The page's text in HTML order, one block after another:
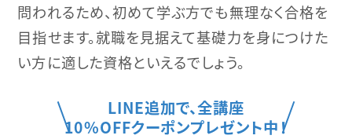
問われるため、初めて学ぶ方でも無理なく合格を
目指せます。就職を見据えて基礎力を身につけた
い方に適した資格といえるでしょう。
LINE追加で、全講座
10%OFFクーポンプレゼント中！